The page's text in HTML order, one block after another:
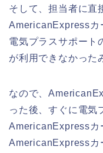
そして、担当者に直
AmericanExpressカ
電気プラスサポート
が利用できなかった
なので、
った後、すぐに電気
AmericanExpressカ
AmericanExpressカ